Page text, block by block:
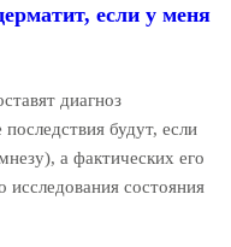
если у меня
диагноз
будут, если
а фактических его
исследования состояния